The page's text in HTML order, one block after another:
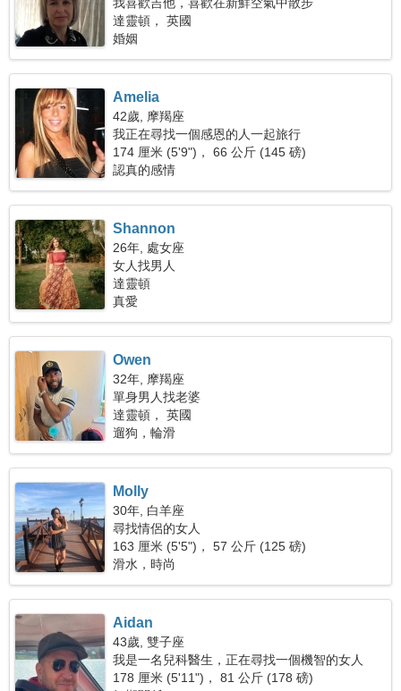
達靈頓， 英國
婚姻
Amelia
42歲, 摩羯座
我正在尋找一個感恩的人一起旅行
174 厘米 (5'9")， 66 公斤 (145 磅)
認真的感情
Shannon
26年, 處女座
女人找男人
達靈頓
真愛
Owen
32年, 摩羯座
單身男人找老婆
達靈頓， 英國
遛狗，輪滑
Molly
30年, 白羊座
尋找情侶的女人
163 厘米 (5'5")， 57 公斤 (125 磅)
滑水，時尚
Aidan
43歲, 雙子座
我是一名兒科醫生，正在尋找一個機智的女人
178 厘米 (5'11")， 81 公斤 (178 磅)